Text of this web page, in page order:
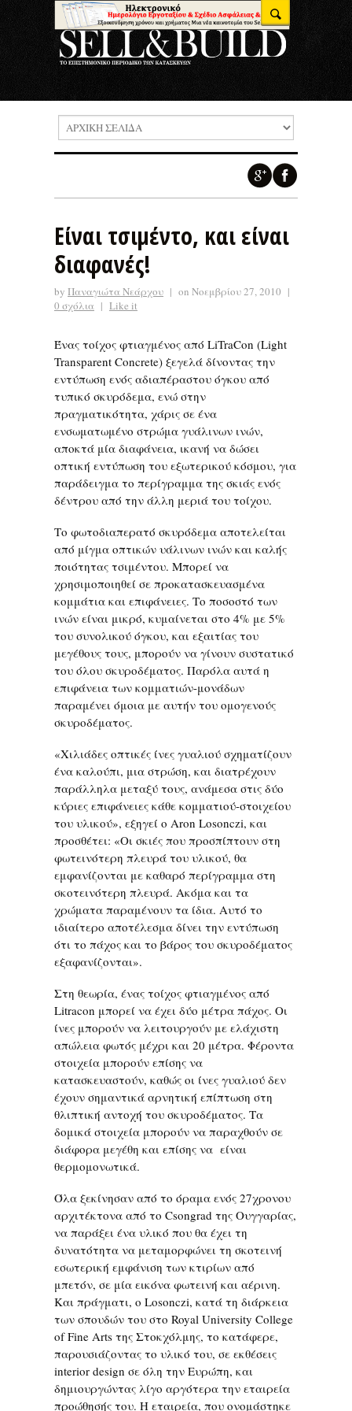
Είναι τσιμέντο, και είναι
διαφανές!
by Παναγιώτα Νεάρχου | on Νοεμβρίου 27, 2010 |
0 σχόλια | Like it
Ένας τοίχος φτιαγμένος από LiTraCon (Light
Transparent Concrete) ξεγελά δίνοντας την
εντύπωση ενός αδιαπέραστου όγκου από
τυπικό σκυρόδεμα, ενώ στην
πραγματικότητα, χάρις σε ένα
ενσωματωμένο στρώμα γυάλινων ινών,
αποκτά μία διαφάνεια, ικανή να δώσει
οπτική εντύπωση του εξωτερικού κόσμου, για
παράδειγμα το περίγραμμα της σκιάς ενός
δέντρου από την άλλη μεριά του τοίχου.
Το φωτοδιαπερατό σκυρόδεμα αποτελείται
από μίγμα οπτικών υάλινων ινών και καλής
ποιότητας τσιμέντου. Μπορεί να
χρησιμοποιηθεί σε προκατασκευασμένα
κομμάτια και επιφάνειες. Το ποσοστό των
ινών είναι μικρό, κυμαίνεται στο 4% με 5%
του συνολικού όγκου, και εξαιτίας του
μεγέθους τους, μπορούν να γίνουν συστατικό
του όλου σκυροδέματος. Παρόλα αυτά η
επιφάνεια των κομματιών-μονάδων
παραμένει όμοια με αυτήν του ομογενούς
σκυροδέματος.
«Χιλιάδες οπτικές ίνες γυαλιού σχηματίζουν
ένα καλούπι, μια στρώση, και διατρέχουν
παράλληλα μεταξύ τους, ανάμεσα στις δύο
κύριες επιφάνειες κάθε κομματιού-στοιχείου
του υλικού», εξηγεί ο Aron Losonczi, και
προσθέτει: «Οι σκιές που προσπίπτουν στη
φωτεινότερη πλευρά του υλικού, θα
εμφανίζονται με καθαρό περίγραμμα στη
σκοτεινότερη πλευρά. Ακόμα και τα
χρώματα παραμένουν τα ίδια. Αυτό το
ιδιαίτερο αποτέλεσμα δίνει την εντύπωση
ότι το πάχος και το βάρος του σκυροδέματος
εξαφανίζονται».
Στη θεωρία, ένας τοίχος φτιαγμένος από
Litracon μπορεί να έχει δύο μέτρα πάχος. Οι
ίνες μπορούν να λειτουργούν με ελάχιστη
απώλεια φωτός μέχρι και 20 μέτρα. Φέροντα
στοιχεία μπορούν επίσης να
κατασκευαστούν, καθώς οι ίνες γυαλιού δεν
έχουν σημαντικά αρνητική επίπτωση στη
θλιπτική αντοχή του σκυροδέματος. Τα
δομικά στοιχεία μπορούν να παραχθούν σε
διάφορα μεγέθη και επίσης να είναι
θερμομονωτικά.
Όλα ξεκίνησαν από το όραμα ενός 27χρονου
αρχιτέκτονα από το Csongrad της Ουγγαρίας,
να παράξει ένα υλικό που θα έχει τη
δυνατότητα να μεταμορφώνει τη σκοτεινή
εσωτερική εμφάνιση των κτιρίων από
μπετόν, σε μία εικόνα φωτεινή και αέρινη.
Και πράγματι, ο Losonczi, κατά τη διάρκεια
των σπουδών του στο Royal University College
of Fine Arts της Στοκχόλμης, το κατάφερε,
παρουσιάζοντας το υλικό του, σε εκθέσεις
interior design σε όλη την Ευρώπη, και
δημιουργώντας λίγο αργότερα την εταιρεία
προώθησής του. Η εταιρεία, που ονομάστηκε